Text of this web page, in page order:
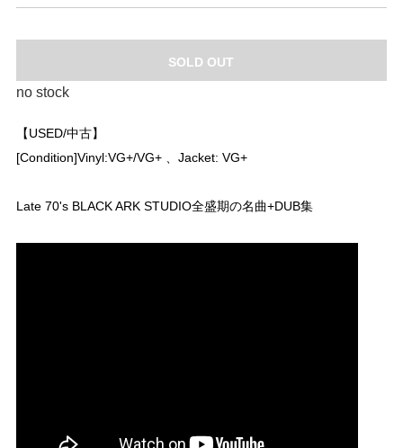
SOLD OUT
no stock
【USED/中古】
[Condition]Vinyl:VG+/VG+ 、Jacket: VG+
Late 70's BLACK ARK STUDIO全盛期の名曲+DUB集